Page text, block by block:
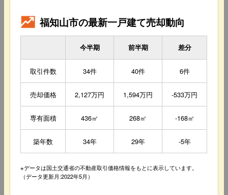
福知山市の最新一戸建て売却動向
今半期 前半期 差分
取引件数 34件 40件 6件
売却価格 2,127万円 1,594万円 -533万円
専有面積 436㎡ 268㎡ -168㎡
築年数 34年 29年 -5年
※データは国土交通省の不動産取引価格情報をもとに表示しています。
（データ更新月:2022年5月）